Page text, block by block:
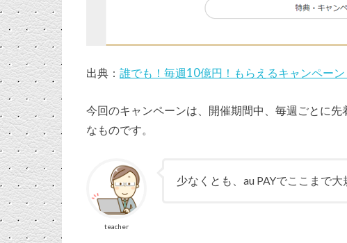
出典： 誰でも！毎週10億円！もらえるキャンペーン
今回のキャンペーンは、開催期間中、毎週ごとに
なものです。
teacher
少なくとも、au PAYでここまで大